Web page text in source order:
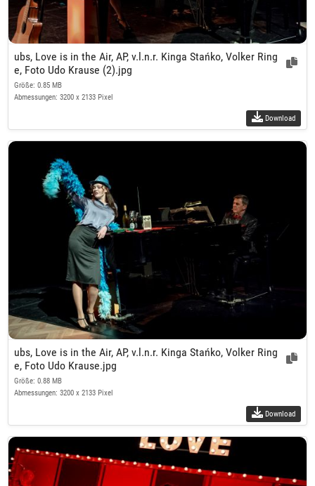
ubs, Love is in the Air, AP, v.l.n.r. Kinga Stańko, Volker Ring
e, Foto Udo Krause (2).jpg
Größe: 0.85 MB
Abmessungen: 3200 x 2133 Pixel
Download
ubs, Love is in the Air, AP, v.l.n.r. Kinga Stańko, Volker Ring
e, Foto Udo Krause.jpg
Größe: 0.88 MB
Abmessungen: 3200 x 2133 Pixel
Download